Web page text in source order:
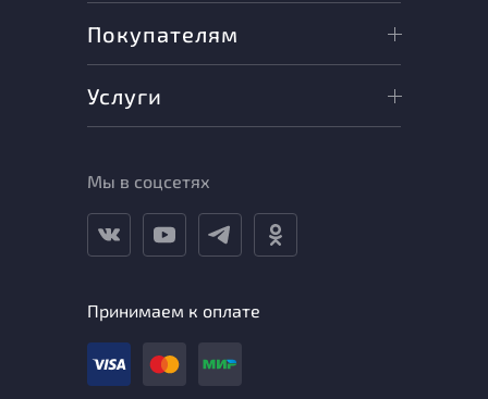
Покупателям
Услуги
Мы в соцсетях
Принимаем к оплате